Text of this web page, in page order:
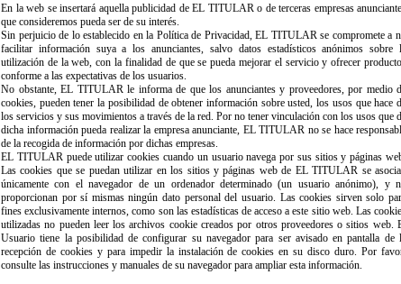
En la web se insertará aquella publicidad de EL TITULAR o de terceras empresas
que consideremos pueda ser de su interés.
Sin perjuicio de lo establecido en la Política de Privacidad, EL TITULAR se compromete a
facilitar información suya a los anunciantes, salvo datos estadísticos anónimos sobre
utilización de la web, con la finalidad de que se pueda mejorar el servicio y ofrecer
conforme a las expectativas de los usuarios.
No obstante, EL TITULAR le informa de que los anunciantes y proveedores, por medio
cookies, pueden tener la posibilidad de obtener información sobre usted, los usos que hace
los servicios y sus movimientos a través de la red. Por no tener vinculación con los usos que
dicha información pueda realizar la empresa anunciante, EL TITULAR no se hace
de la recogida de información por dichas empresas.
EL TITULAR puede utilizar cookies cuando un usuario navega por sus sitios y páginas
Las cookies que se puedan utilizar en los sitios y páginas web de EL TITULAR se
únicamente con el navegador de un ordenador determinado (un usuario anónimo), y
proporcionan por sí mismas ningún dato personal del usuario. Las cookies sirven solo
fines exclusivamente internos, como son las estadísticas de acceso a este sitio web. Las
utilizadas no pueden leer los archivos cookie creados por otros proveedores o sitios web.
Usuario tiene la posibilidad de configurar su navegador para ser avisado en pantalla de
recepción de cookies y para impedir la instalación de cookies en su disco duro. Por
consulte las instrucciones y manuales de su navegador para ampliar esta información.